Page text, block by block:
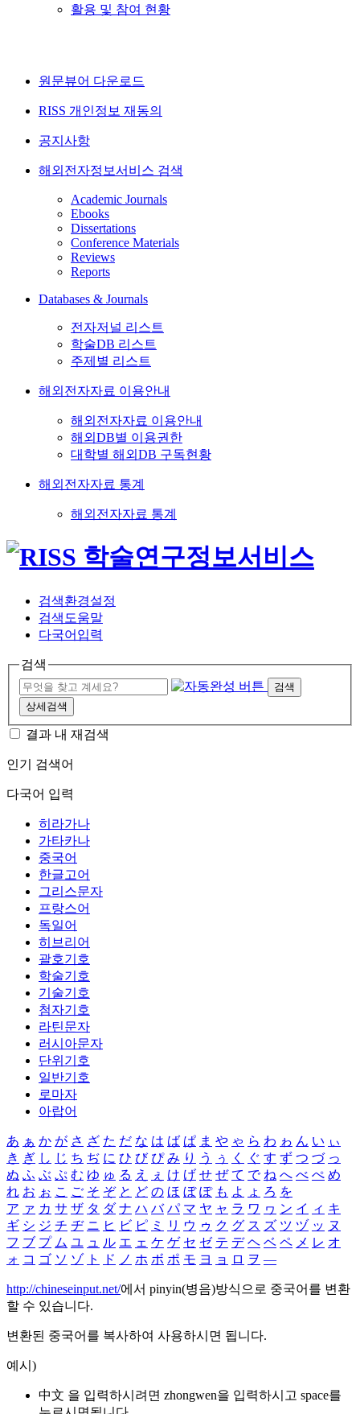
활용 및 참여 현황
원문뷰어 다운로드
RISS 개인정보 재동의
공지사항
해외전자정보서비스 검색
Academic Journals
Ebooks
Dissertations
Conference Materials
Reviews
Reports
Databases & Journals
전자저널 리스트
학술DB 리스트
주제별 리스트
해외전자자료 이용안내
해외전자자료 이용안내
해외DB별 이용권한
대학별 해외DB 구독현황
해외전자자료 통계
해외전자자료 통계
검색환경설정
검색도움말
다국어입력
검색
검색
상세검색
결과 내 재검색
인기 검색어
다국어 입력
히라가나
가타카나
중국어
한글고어
그리스문자
프랑스어
독일어
히브리어
괄호기호
학술기호
기술기호
첨자기호
라틴문자
러시아문자
단위기호
일반기호
로마자
아랍어
あ ぁ か が さ ざ た だ な は ば ぱ ま や ゃ ら わ ゎ ん い ぃ
き ぎ し じ ち ぢ に ひ び ぴ み り う ぅ く ぐ す ず つ づ っ
ぬ ふ ぶ ぷ む ゆ ゅ る え ぇ け げ せ ぜ て で ね へ べ ぺ め
れ お ぉ こ ご そ ぞ と ど の ほ ぼ ぽ も よ ょ ろ を
ア ァ カ サ ザ タ ダ ナ ハ バ パ マ ヤ ャ ラ ワ ヮ ン イ ィ キ
ギ シ ジ チ ヂ ニ ヒ ビ ピ ミ リ ウ ゥ ク グ ス ズ ツ ヅ ッ ヌ
フ ブ プ ム ユ ュ ル エ ェ ケ ゲ セ ゼ テ デ ヘ ベ ペ メ レ オ
ォ コ ゴ ソ ゾ ト ド ノ ホ ボ ポ モ ヨ ョ ロ ヲ ―
http://chineseinput.net/에서 pinyin(병음)방식으로 중국어를 변환
할 수 있습니다.
변환된 중국어를 복사하여 사용하시면 됩니다.
예시)
中文 을 입력하시려면 zhongwen을 입력하시고 space를